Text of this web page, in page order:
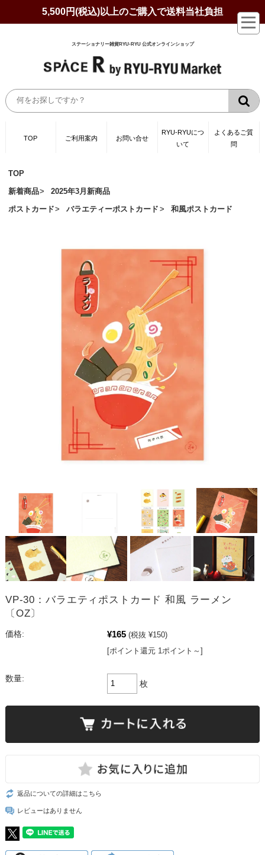
5,500円(税込)以上のご購入で送料当社負担
ステーショナリー雑貨RYU-RYU 公式オンラインショップ
TOP ご利用案内 お問い合せ
RYU-RYUにつ
いて
よくあるご質
問
TOP
新着商品
2025年3月新商品
ポストカード
バラエティーポストカード 和風ポストカード
VP-30：バラエティポストカード 和風 ラーメン
〔OZ〕
価格: ¥165 (税抜 ¥150)
[ポイント還元 1ポイント～]
数量:
枚
返品についての詳細はこちら
レビューはありません